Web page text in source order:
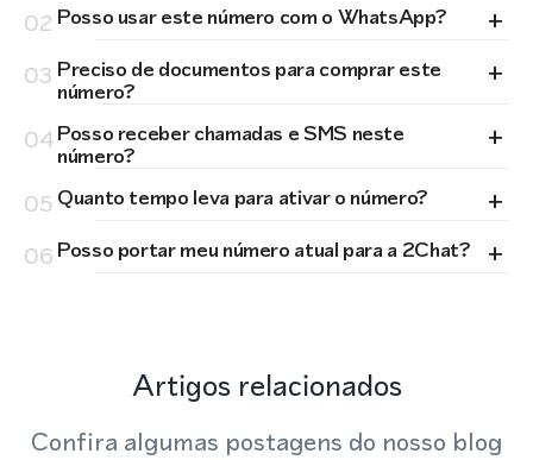
02 Posso usar este número com o WhatsApp? +
03 Preciso de documentos para comprar este
número? +
04Posso receber chamadas e SMS neste
número? +
05 Quanto tempo leva para ativar o número? +
06 Posso portar meu número atual para a 2Chat? +
Artigos relacionados
Confira algumas postagens do nosso blog